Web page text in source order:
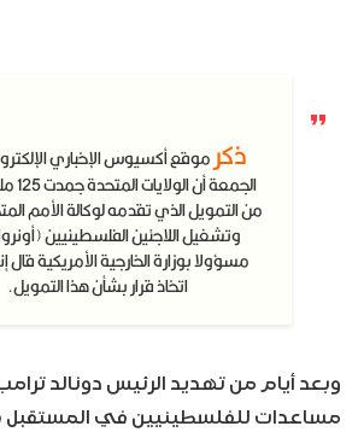
ذكرموقع أكسيوس الإخباري
من التمويل الذي تقدمه لوكالة الأمم
وتشغيل اللاجئين الفلسطينيين
مسؤولا بوزارة الخارجية الأمريكية قال
اتخاذ قرار بشأن هذا التمويل.
وبعد أيام من تهديد الرئيس دونالد
مساعدات للفلسطينيين في المستقبل